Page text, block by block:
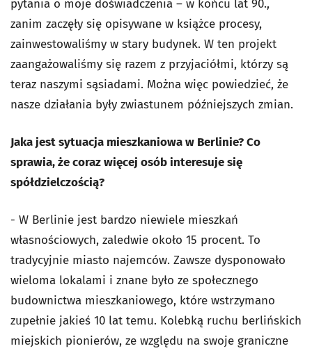
pytania o moje doświadczenia – w końcu lat 90.,
zanim zaczęły się opisywane w książce procesy,
zainwestowaliśmy w stary budynek. W ten projekt
zaangażowaliśmy się razem z przyjaciółmi, którzy są
teraz naszymi sąsiadami. Można więc powiedzieć, że
nasze działania były zwiastunem późniejszych zmian.
Jaka jest sytuacja mieszkaniowa w Berlinie? Co
sprawia, że coraz więcej osób interesuje się
spółdzielczością?
- W Berlinie jest bardzo niewiele mieszkań
własnościowych, zaledwie około 15 procent. To
tradycyjnie miasto najemców. Zawsze dysponowało
wieloma lokalami i znane było ze społecznego
budownictwa mieszkaniowego, które wstrzymano
zupełnie jakieś 10 lat temu. Kolebką ruchu berlińskich
miejskich pionierów, ze względu na swoje graniczne